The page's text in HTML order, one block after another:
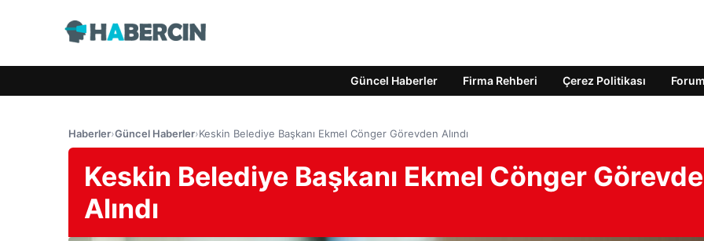
Güncel Haberler Firma Rehberi Çerez Politikası Forum
Haberler›Güncel Haberler›Keskin Belediye Başkanı Ekmel Cönger Görevden Alındı
Keskin Belediye Başkanı Ekmel Cönger
Alındı